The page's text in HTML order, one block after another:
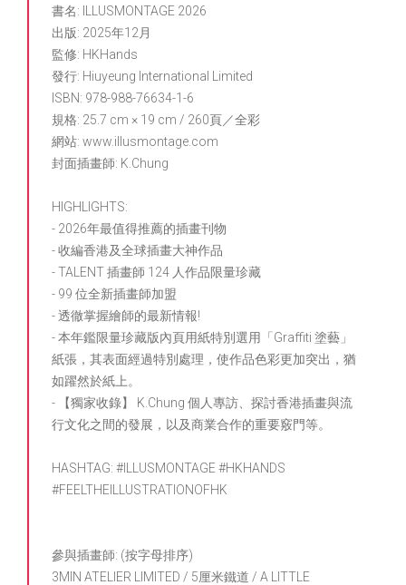
書名: ILLUSMONTAGE 2026
出版: 2025年12月
監修: HKHands
發行: Hiuyeung International Limited
ISBN: 978-988-76634-1-6
規格: 25.7 cm × 19 cm / 260頁／全彩
網站: www.illusmontage.com
封面插畫師: K.Chung
HIGHLIGHTS:
- 2026年最值得推薦的插畫刊物
- 收編香港及全球插畫大神作品
- TALENT 插畫師 124 人作品限量珍藏
- 99 位全新插畫師加盟
- 透徹掌握繪師的最新情報!
- 本年鑑限量珍藏版內頁用紙特別選用「Graffiti 塗藝」
紙張，其表面經過特別處理，使作品色彩更加突出，猶
如躍然於紙上。
- 【獨家收錄】 K.Chung 個人專訪、探討香港插畫與流
行文化之間的發展，以及商業合作的重要竅門等。
HASHTAG: #ILLUSMONTAGE #HKHANDS
#FEELTHEILLUSTRATIONOFHK
參與插畫師: (按字母排序)
3MIN ATELIER LIMITED / 5厘米鐵道 / A LITTLE